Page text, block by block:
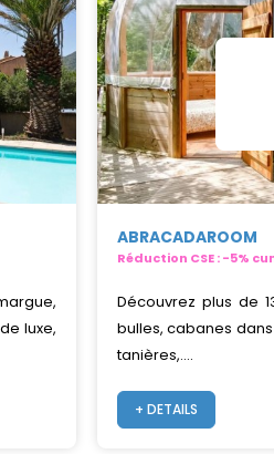
luxe,
ABRACADAROOM
Réduction CSE : -5%
Découvrez plus de
bulles, cabanes
tanières,....
+ DETAILS